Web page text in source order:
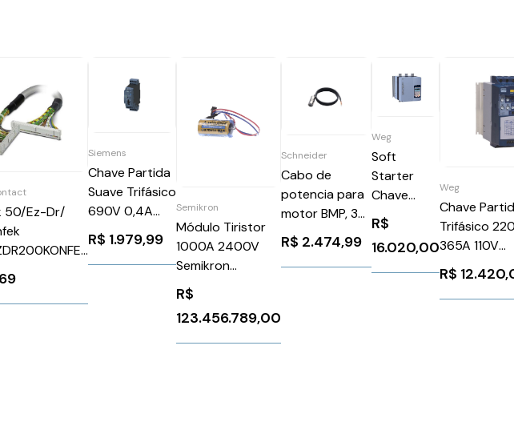
50/Ez-Dr/
Siemens
Chave Partida
Suave Trifásico
690V 0,4A
24Vcc
3RA61202AB32
Siemens
R$ 1.979,99
Semikron
Módulo Tiristor
1000A 2400V
Semikron
SKT1000/24E
R$
123.456.789,00
Schneider
Cabo de
potencia para
motor BMP, 3
metros
Schneider
VW3M5501R30
R$ 2.474,99
Weg
Soft
Starter
Chave
Partida
Suave
Trifásica
Motores
R$
16.020,00
Weg
Chave
Trifásico
365A 110V
WEG Weg
R$